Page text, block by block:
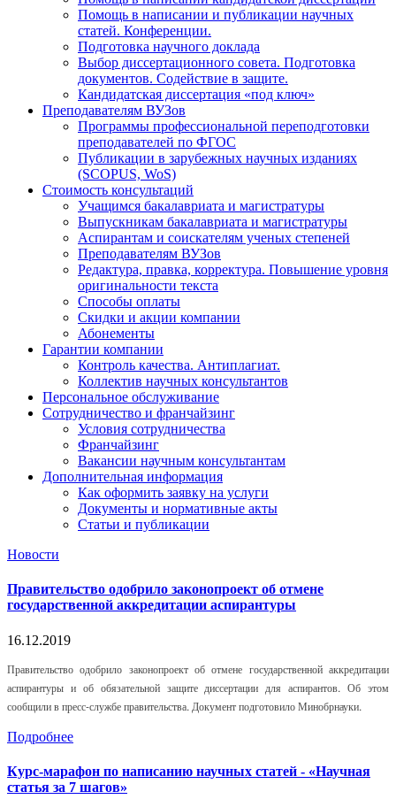
Помощь в написании и публикации научных
статей. Конференции.
Подготовка научного доклада
Выбор диссертационного совета. Подготовка
документов. Содействие в защите.
Кандидатская диссертация «под ключ»
Преподавателям ВУЗов
Программы профессиональной переподготовки
преподавателей по ФГОС
Публикации в зарубежных научных изданиях
(SCOPUS, WoS)
Стоимость консультаций
Учащимся бакалавриата и магистратуры
Выпускникам бакалавриата и магистратуры
Аспирантам и соискателям ученых степеней
Преподавателям ВУЗов
Редактура, правка, корректура. Повышение уровня
оригинальности текста
Способы оплаты
Скидки и акции компании
Абонементы
Гарантии компании
Контроль качества. Антиплагиат.
Коллектив научных консультантов
Персональное обслуживание
Сотрудничество и франчайзинг
Условия сотрудничества
Франчайзинг
Вакансии научным консультантам
Дополнительная информация
Как оформить заявку на услуги
Документы и нормативные акты
Статьи и публикации
Новости
Правительство одобрило законопроект об отмене
государственной аккредитации аспирантуры
16.12.2019
Правительство одобрило законопроект об отмене государственной аккредитации
аспирантуры и об обязательной защите диссертации для аспирантов. Об этом
сообщили в пресс-службе правительства. Документ подготовило Минобрнауки.
Подробнее
Курс-марафон по написанию научных статей - «Научная
статья за 7 шагов»